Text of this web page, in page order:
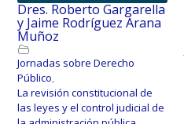
Dres. Roberto Gargarella
y Jaime Rodríguez Arana
Muñoz
Jornadas sobre Derecho
Público,
La revisión constitucional de
las leyes y el control judicial de